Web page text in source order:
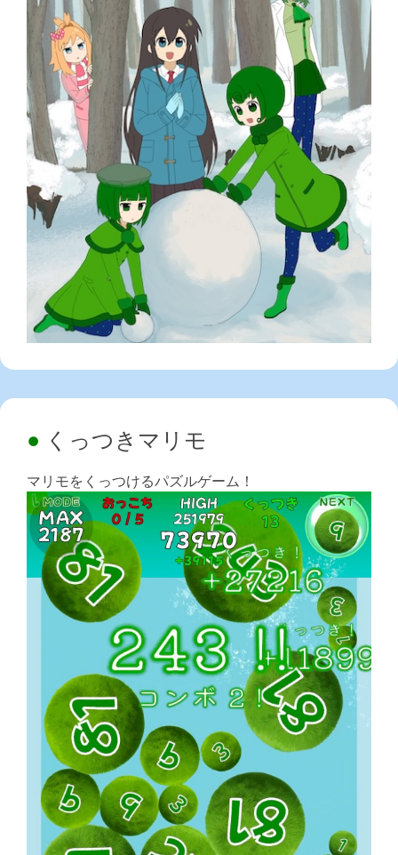
くっつきマリモ
マリモをくっつけるパズルゲーム！